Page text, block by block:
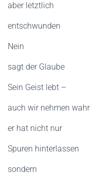
aber letztlich
entschwunden
Nein
sagt der Glaube
Sein Geist lebt –
auch wir nehmen wahr
er hat nicht nur
Spuren hinterlassen
sondern